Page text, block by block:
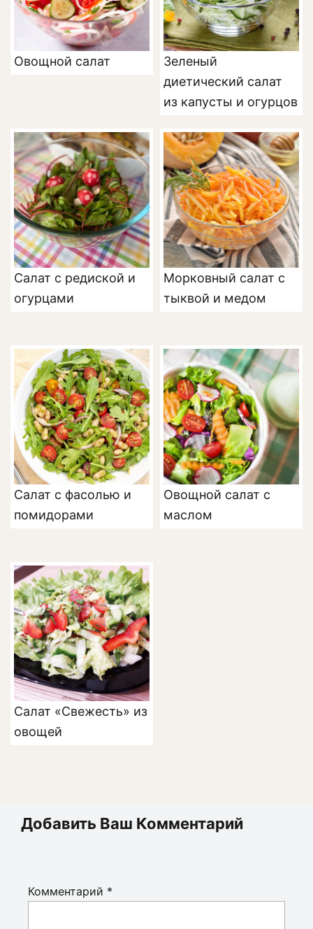
Овощной салат
Зеленый
диетический салат
из капусты и огурцов
Салат с редиской и
огурцами
Морковный салат с
тыквой и медом
Салат с фасолью и
помидорами
Овощной салат с
маслом
Салат «Свежесть» из
овощей
Добавить Ваш Комментарий
Комментарий *